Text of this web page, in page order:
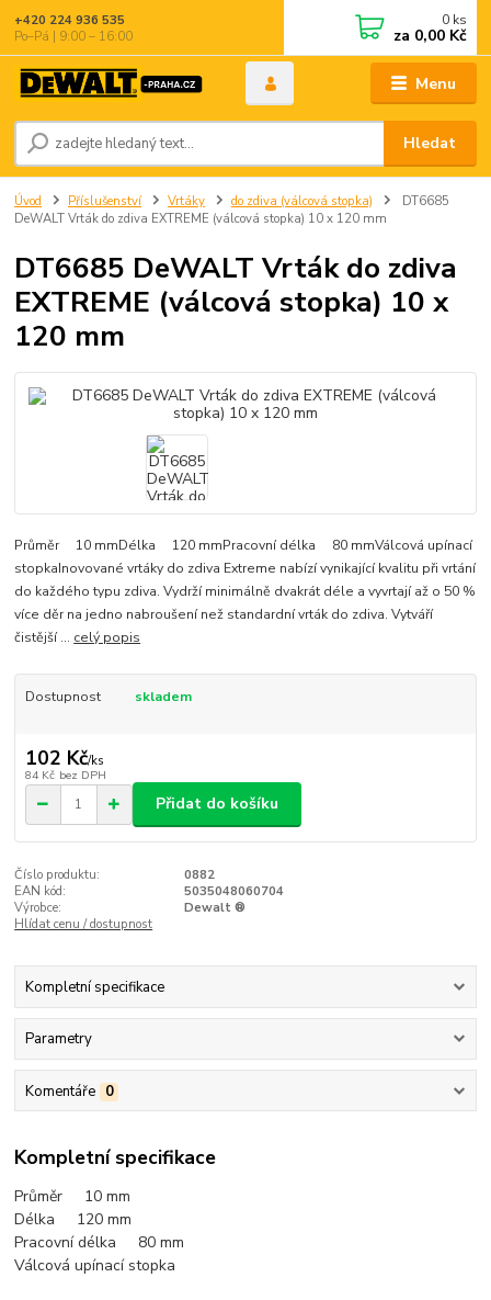
Menu
Hledat
+420 224 936 535
Po–Pá | 9:00 – 16:00
0 ks
za 0,00 Kč
Úvod Příslušenství Vrtáky do zdiva (válcová stopka)
DT6685
DeWALT Vrták do zdiva EXTREME (válcová stopka) 10 x 120 mm
DT6685 DeWALT Vrták do zdiva
EXTREME (válcová stopka) 10 x
120 mm
Průměr 10 mmDélka 120 mmPracovní délka 80 mmVálcová upínací
stopkaInovované vrtáky do zdiva Extreme nabízí vynikající kvalitu při vrtání
do každého typu zdiva. Vydrží minimálně dvakrát déle a vyvrtají až o 50 %
více děr na jedno nabroušení než standardní vrták do zdiva. Vytváří
čistější ... celý popis
Dostupnost skladem
102 Kč/ks
84 Kč bez DPH
Přidat do košíku
Číslo produktu:
0882
EAN kód:
5035048060704
Výrobce:
Dewalt ®
Hlídat cenu / dostupnost
Kompletní specifikace
Parametry
Komentáře 0
Kompletní specifikace
Průměr 10 mm
Délka 120 mm
Pracovní délka 80 mm
Válcová upínací stopka